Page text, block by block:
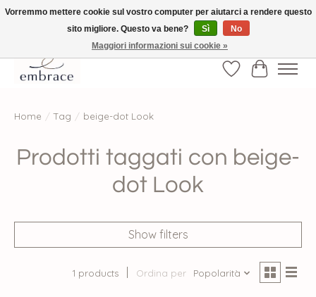
√ Versandkostenfrei ab € 40-, √ Made with Love and Happiness √Exklusiv und
nur hier im Onlineshop √high-quality & long-lasting fashion
Lista deiCarrello
Home / Tag / beige-dot Look
Prodotti taggati con beige-
dot Look
Show filters
1 products Ordina per Popolarità
Vorremmo mettere cookie sul vostro computer per aiutarci a rendere questo
sito migliore. Questo va bene?
Sì
No
Maggiori informazioni sui cookie »